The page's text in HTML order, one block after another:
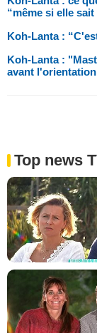
“même si elle
Koh-Lanta :
Koh-Lanta :
avant
Top news